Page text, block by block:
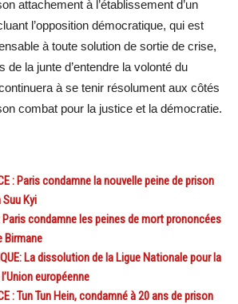
attachement à l’établissement d’un
l’opposition démocratique, qui est
à toute solution de sortie de crise,
de la junte d’entendre la volonté du
à se tenir résolument aux côtés
combat pour la justice et la démocratie.
: Paris condamne la nouvelle peine de prison
Kyi
Paris condamne les peines de mort prononcées
Birmane
La dissolution de la Ligue Nationale pour la
européenne
: Tun Tun Hein, condamné à 20 ans de prison